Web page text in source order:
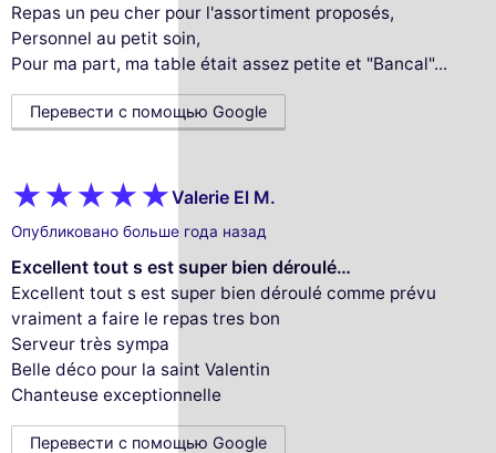
Repas un peu cher pour l'assortiment proposés,
Personnel au petit soin,
Pour ma part, ma table était assez petite et "Bancal"...
Перевести с помощью Google
Valerie El M.
Опубликовано больше года назад
Excellent tout s est super bien déroulé…
Excellent tout s est super bien déroulé comme prévu
vraiment a faire le repas tres bon
Serveur très sympa
Belle déco pour la saint Valentin
Chanteuse exceptionnelle
Перевести с помощью Google